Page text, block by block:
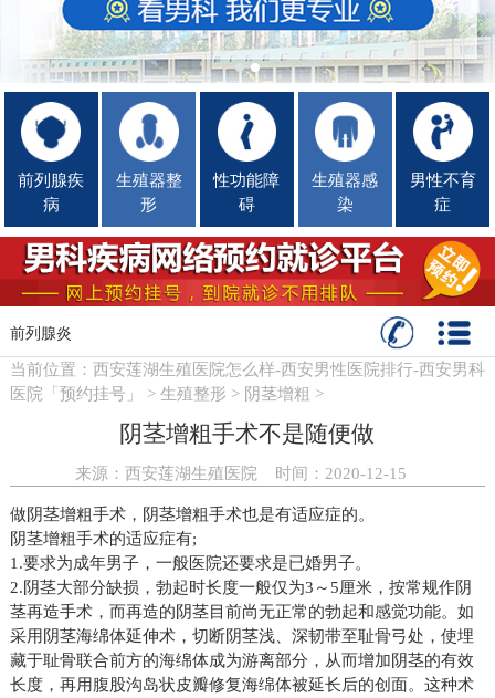
前列腺疾
病
生殖器整
形
性功能障
碍
生殖器感
染
男性不育
症
前列腺炎
当前位置 ： 西安莲湖生殖医院怎么样-西安男性医院排行-西安男科
医院「预约挂号」
> 生殖整形 > 阴茎增粗 >
阴茎增粗手术不是随便做
来源：西安莲湖生殖医院 时间：2020-12-15
做阴茎增粗手术，阴茎增粗手术也是有适应症的。
阴茎增粗手术的适应症有;
1.要求为成年男子，一般医院还要求是已婚男子。
2.阴茎大部分缺损，勃起时长度一般仅为3～5厘米，按常规作阴
茎再造手术，而再造的阴茎目前尚无正常的勃起和感觉功能。如
采用阴茎海绵体延伸术，切断阴茎浅、深韧带至耻骨弓处，使埋
藏于耻骨联合前方的海绵体成为游离部分，从而增加阴茎的有效
长度，再用腹股沟岛状皮瓣修复海绵体被延长后的创面。这种术